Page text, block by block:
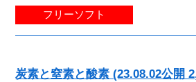
フリーソフト
炭素と窒素と酸素 (23.08.02公開